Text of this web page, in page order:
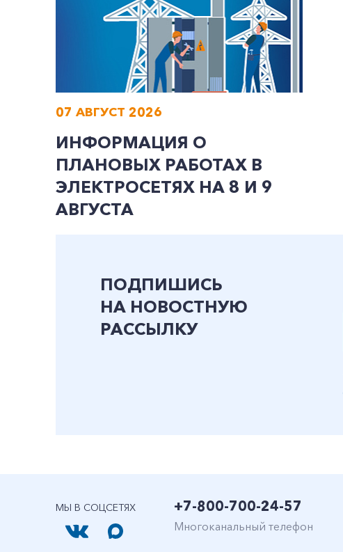
07 АВГУСТ 2026
ИНФОРМАЦИЯ О
ПЛАНОВЫХ РАБОТАХ В
ЭЛЕКТРОСЕТЯХ НА 8 И 9
АВГУСТА
ПОДПИШИСЬ
НА НОВОСТНУЮ
РАССЫЛКУ
МЫ В СОЦСЕТЯХ +7-800-700-24-57
Многоканальный телефон